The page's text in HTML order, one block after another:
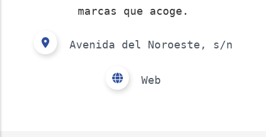
marcas que acoge.
Avenida del Noroeste, s/n
Web